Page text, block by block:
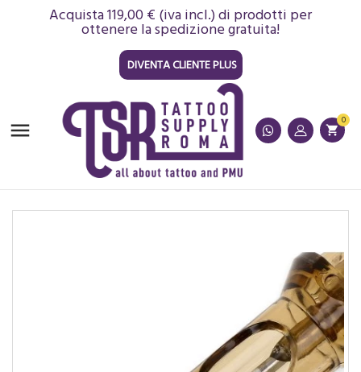
Acquista 119,00 € (iva incl.) di prodotti per
ottenere la spedizione gratuita!
DIVENTA CLIENTE PLUS
 shopping_cart
0